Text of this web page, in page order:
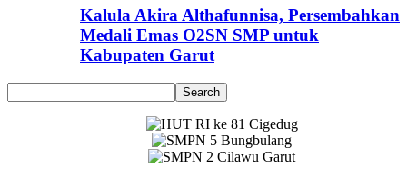
Kalula Akira Althafunnisa, Persembahkan
Medali Emas O2SN SMP untuk
Kabupaten Garut